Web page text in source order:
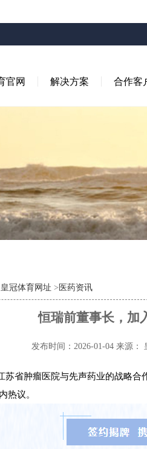
官网 解决方案 合作客
皇冠体育网址 > 医药资讯
恒瑞前董事长，加
发布时间：2026-01-04 来源：
苏省肿瘤医院与先声药业的战略
热议。